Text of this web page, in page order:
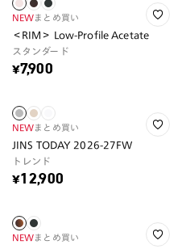
NEWまとめ買い
＜RIM＞ Low-Profile Acetate
スタンダード
¥7,900
NEWまとめ買い
JINS TODAY 2026-27FW
トレンド
¥12,900
NEWまとめ買い